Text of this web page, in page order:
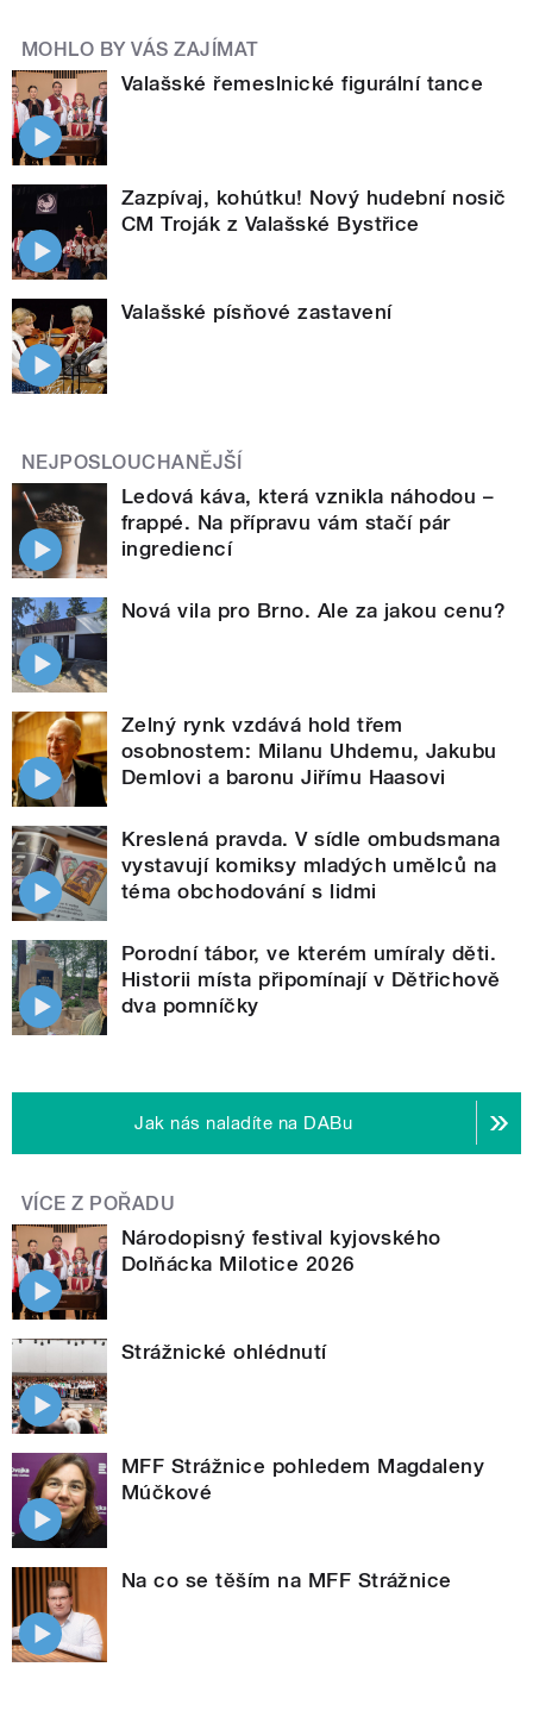
MOHLO BY VÁS ZAJÍMAT
Valašské řemeslnické figurální tance
Zazpívaj, kohútku! Nový hudební nosič
CM Troják z Valašské Bystřice
Valašské písňové zastavení
NEJPOSLOUCHANĚJŠÍ
Ledová káva, která vznikla náhodou –
frappé. Na přípravu vám stačí pár
ingrediencí
Nová vila pro Brno. Ale za jakou cenu?
Zelný rynk vzdává hold třem
osobnostem: Milanu Uhdemu, Jakubu
Demlovi a baronu Jiřímu Haasovi
Kreslená pravda. V sídle ombudsmana
vystavují komiksy mladých umělců na
téma obchodování s lidmi
Porodní tábor, ve kterém umíraly děti.
Historii místa připomínají v Dětřichově
dva pomníčky
Jak nás naladíte na DABu
VÍCE Z POŘADU
Národopisný festival kyjovského
Dolňácka Milotice 2026
Strážnické ohlédnutí
MFF Strážnice pohledem Magdaleny
Múčkové
Na co se těším na MFF Strážnice